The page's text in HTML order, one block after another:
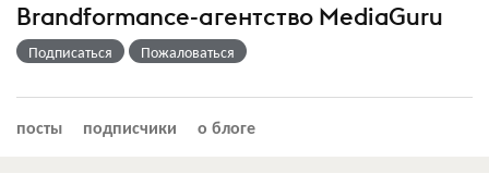
Brandformance-агентство MediaGuru
Подписаться Пожаловаться
посты подписчики о блоге